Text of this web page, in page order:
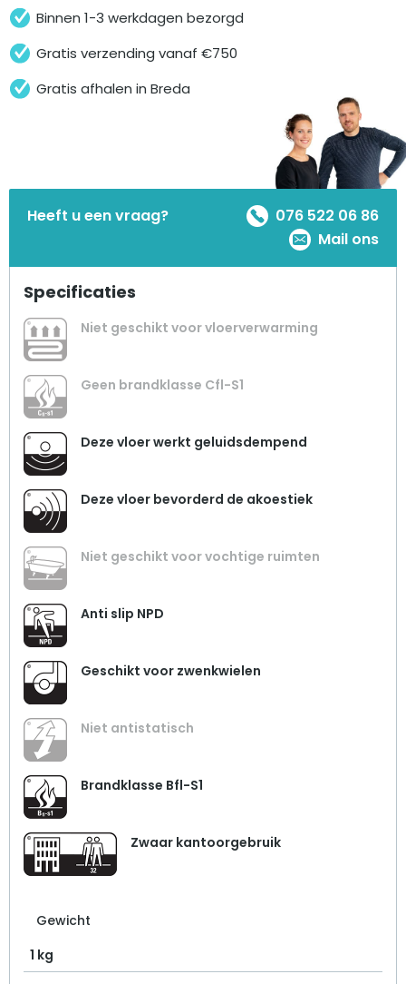
Binnen 1-3 werkdagen bezorgd
Gratis verzending vanaf €750
Gratis afhalen in Breda
Heeft u een vraag?
076 522 06 86
Mail ons
Specificaties
Niet geschikt voor vloerverwarming
Geen brandklasse Cfl-S1
Deze vloer werkt geluidsdempend
Deze vloer bevorderd de akoestiek
Niet geschikt voor vochtige ruimten
Anti slip NPD
Geschikt voor zwenkwielen
Niet antistatisch
Brandklasse Bfl-S1
Zwaar kantoorgebruik
Gewicht
1 kg